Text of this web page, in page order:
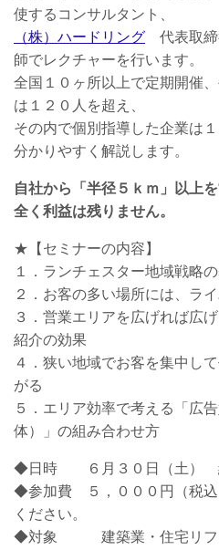
使するコンサルタント、
（株）ハードリング 代表取
師でレクチャーを行います。
全国１０ヶ所以上で定期開催
は１２０人を超え、
その内で個別指導した企業は
分かりやすく解説します。
自社から「半径５ｋｍ」以上
全く利益は残りません。
★【セミナーの内容】
１．ランチェスター地域戦略
２．お客の多い場所には、ラ
３．営業エリアを広げれば広
紹介の効果
４．狭い地域でお客を集中し
がる
５．エリア効率で考える「広
体）」の組み合わせ方
◆日時 ６月３０日（土）
◆参加費 ５，０００円（税込
ください。
◆対象 建築業・住宅リフォ